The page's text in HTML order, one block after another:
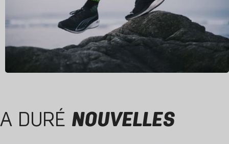
A DURÉ NOUVELLES